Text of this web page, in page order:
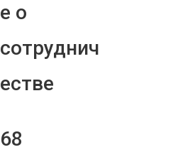
е о
сотруднич
естве
68